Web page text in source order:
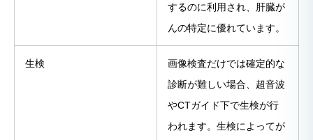
するのに利用され、肝臓が
んの特定に優れています。
生検
画像検査だけでは確定的な
診断が難しい場合、超音波
やCTガイド下で生検が行
われます。生検によってが